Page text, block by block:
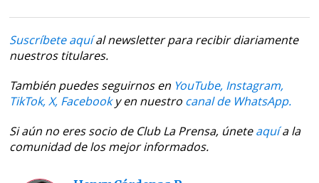
Corprensa
⌾
Picante
La
Repregunta
Tal
Cual
⌾
Sabrina
Sin
Suscríbete aquíal newsletter para recibir diariamente
nuestros titulares.
También puedes seguirnos en YouTube, Instagram,
TikTok, X, Facebooky en nuestro canal de WhatsApp.
Si aún no eres socio de Club La Prensa, úneteaquía la
comunidad de los mejor informados.